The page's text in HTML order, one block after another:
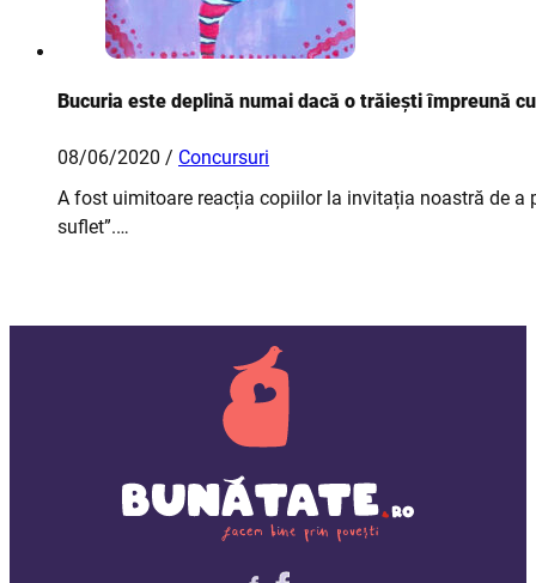
Bucuria este deplină numai dacă o trăiești împreună
08/06/2020 / Concursuri
A fost uimitoare reacția copiilor la invitația noastră de a
suflet”.…